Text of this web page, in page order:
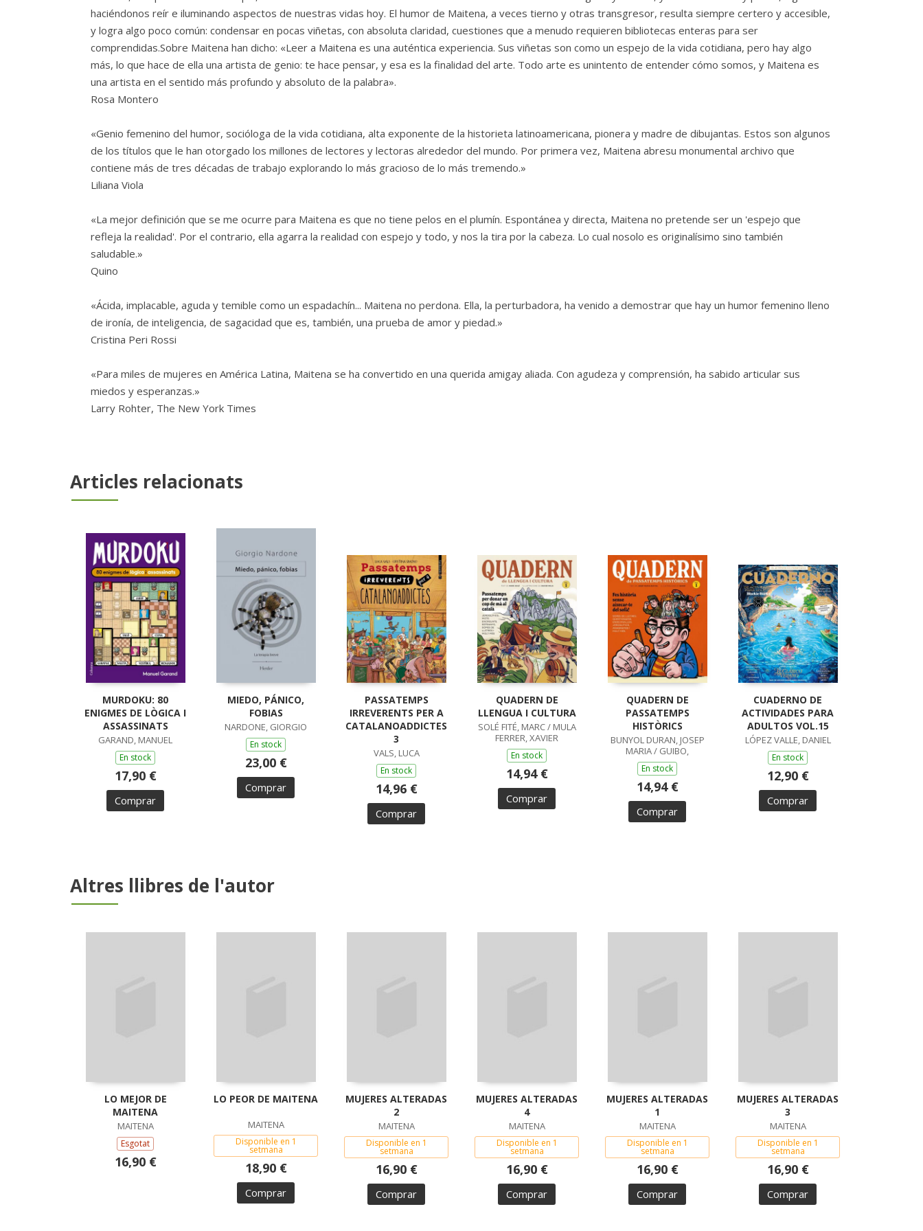
haciéndonos reír e iluminando aspectos de nuestras vidas hoy. El humor de Maitena, a veces tierno y otras transgresor, resulta siempre certero y accesible,
y logra algo poco común: condensar en pocas viñetas, con absoluta claridad, cuestiones que a menudo requieren bibliotecas enteras para ser
comprendidas.Sobre Maitena han dicho: «Leer a Maitena es una auténtica experiencia. Sus viñetas son como un espejo de la vida cotidiana, pero hay algo
más, lo que hace de ella una artista de genio: te hace pensar, y esa es la finalidad del arte. Todo arte es unintento de entender cómo somos, y Maitena es
una artista en el sentido más profundo y absoluto de la palabra».
Rosa Montero
«Genio femenino del humor, socióloga de la vida cotidiana, alta exponente de la historieta latinoamericana, pionera y madre de dibujantas. Estos son algunos
de los títulos que le han otorgado los millones de lectores y lectoras alrededor del mundo. Por primera vez, Maitena abresu monumental archivo que
contiene más de tres décadas de trabajo explorando lo más gracioso de lo más tremendo.»
Liliana Viola
«La mejor definición que se me ocurre para Maitena es que no tiene pelos en el plumín. Espontánea y directa, Maitena no pretende ser un 'espejo que
refleja la realidad'. Por el contrario, ella agarra la realidad con espejo y todo, y nos la tira por la cabeza. Lo cual nosolo es originalísimo sino también
saludable.»
Quino
«Ácida, implacable, aguda y temible como un espadachín... Maitena no perdona. Ella, la perturbadora, ha venido a demostrar que hay un humor femenino lleno
de ironía, de inteligencia, de sagacidad que es, también, una prueba de amor y piedad.»
Cristina Peri Rossi
«Para miles de mujeres en América Latina, Maitena se ha convertido en una querida amigay aliada. Con agudeza y comprensión, ha sabido articular sus
miedos y esperanzas.»
Larry Rohter, The New York Times
Articles relacionats
MURDOKU: 80
ENIGMES DE LÒGICA I
ASSASSINATS
GARAND, MANUEL
En stock
17,90 €
Comprar
MIEDO, PÁNICO,
FOBIAS
NARDONE, GIORGIO
En stock
23,00 €
Comprar
PASSATEMPS
IRREVERENTS PER A
CATALANOADDICTES
3
VALS, LUCA
En stock
14,96 €
Comprar
QUADERN DE
LLENGUA I CULTURA
SOLÉ FITÉ, MARC / MULA
FERRER, XAVIER
En stock
14,94 €
Comprar
QUADERN DE
PASSATEMPS
HISTÒRICS
BUNYOL DURAN, JOSEP
MARIA / GUIBO,
En stock
14,94 €
Comprar
CUADERNO DE
ACTIVIDADES PARA
ADULTOS VOL.15
LÓPEZ VALLE, DANIEL
En stock
12,90 €
Comprar
Altres llibres de l'autor
LO MEJOR DE
MAITENA
MAITENA
Esgotat
16,90 €
LO PEOR DE MAITENA
MAITENA
Disponible en 1
setmana
18,90 €
Comprar
MUJERES ALTERADAS
2
MAITENA
Disponible en 1
setmana
16,90 €
Comprar
MUJERES ALTERADAS
4
MAITENA
Disponible en 1
setmana
16,90 €
Comprar
MUJERES ALTERADAS
1
MAITENA
Disponible en 1
setmana
16,90 €
Comprar
MUJERES ALTERADAS
3
MAITENA
Disponible en 1
setmana
16,90 €
Comprar